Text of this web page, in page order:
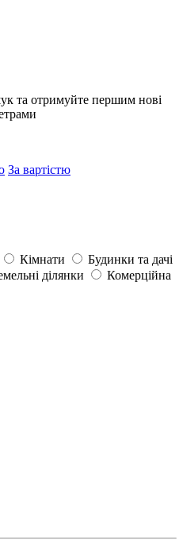
та отримуйте першим нові
За вартістю
Кімнати
Будинки та дачі
ділянки
Комерційна